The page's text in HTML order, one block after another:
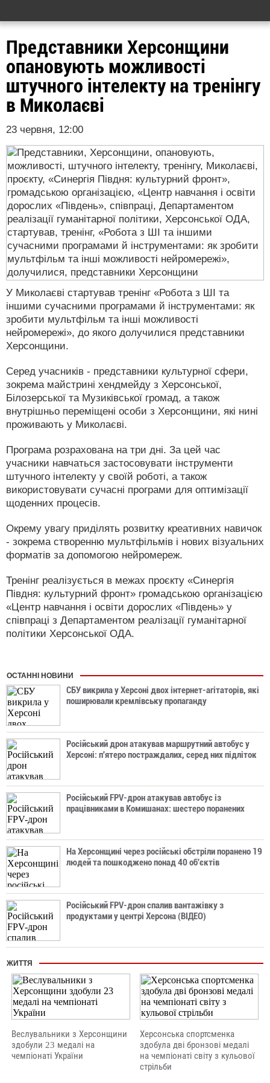
Представники Херсонщини
опановують можливості
штучного інтелекту на тренінгу
в Миколаєві
23 червня, 12:00
У Миколаєві стартував тренінг «Робота з ШІ та
іншими сучасними програмами й інструментами: як
зробити мультфільм та інші можливості
нейромережі», до якого долучилися представники
Херсонщини.
Серед учасників - представники культурної сфери,
зокрема майстрині хендмейду з Херсонської,
Білозерської та Музиківської громад, а також
внутрішньо переміщені особи з Херсонщини, які нині
проживають у Миколаєві.
Програма розрахована на три дні. За цей час
учасники навчаться застосовувати інструменти
штучного інтелекту у своїй роботі, а також
використовувати сучасні програми для оптимізації
щоденних процесів.
Окрему увагу приділять розвитку креативних навичок
- зокрема створенню мультфільмів і нових візуальних
форматів за допомогою нейромереж.
Тренінг реалізується в межах проєкту «Синергія
Півдня: культурний фронт» громадською організацією
«Центр навчання і освіти дорослих «Південь» у
співпраці з Департаментом реалізації гуманітарної
політики Херсонської ОДА.
ОСТАННІ НОВИНИ
СБУ викрила у Херсоні двох інтернет-агітаторів, які
поширювали кремлівську пропаганду
Російський дрон атакував маршрутний автобус у
Херсоні: п'ятеро постраждалих, серед них підліток
Російський FPV-дрон атакував автобус із
працівниками в Комишанах: шестеро поранених
На Херсонщині через російські обстріли поранено 19
людей та пошкоджено понад 40 об'єктів
Російський FPV-дрон спалив вантажівку з
продуктами у центрі Херсона (ВІДЕО)
ЖИТТЯ
Веслувальники з Херсонщини
здобули 23 медалі на
чемпіонаті України
Херсонська спортсменка
здобула дві бронзові медалі
на чемпіонаті світу з кульової
стрільби